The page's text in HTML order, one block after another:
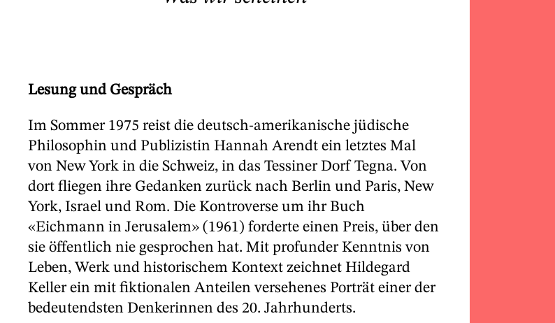
Lesung und Gespräch
Im Sommer 1975 reist die deutsch-amerikanische jüdische
Philosophin und Publizistin Hannah Arendt ein letztes Mal
von New York in die Schweiz, in das Tessiner Dorf Tegna. Von
dort fliegen ihre Gedanken zurück nach Berlin und Paris, New
York, Israel und Rom. Die Kontroverse um ihr Buch
«Eichmann in Jerusalem» (1961) forderte einen Preis, über den
sie öffentlich nie gesprochen hat. Mit profunder Kenntnis von
Leben, Werk und historischem Kontext zeichnet Hildegard
Keller ein mit fiktionalen Anteilen versehenes Porträt einer der
bedeutendsten Denkerinnen des 20. Jahrhunderts.